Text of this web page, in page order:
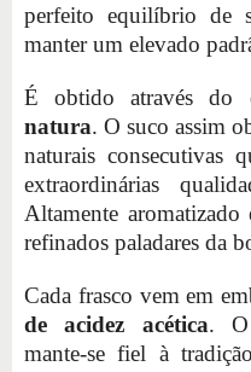
perfeito equilíbrio de
manter um elevado
É obtido através do
natura. O suco assim
naturais consecutivas
extraordinárias
Altamente
refinados paladares da
Cada frasco vem em
de acidez acética.
mante-se fiel à